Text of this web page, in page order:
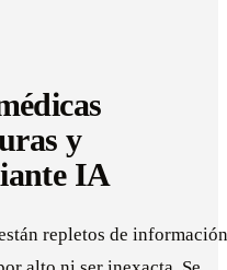
y
IA
repletos de información